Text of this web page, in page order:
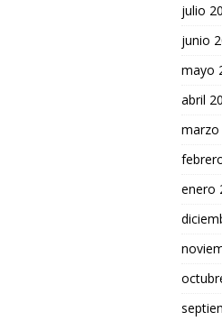
julio
junio
mayo
abril
marzo
enero